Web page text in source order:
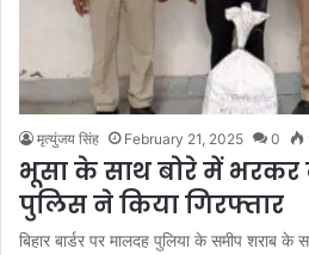
मृत्युंजय सिंह February 21, 2025 0
भूसा के साथ बोरे में भरकर
पुलिस ने किया गिरफ्तार
बिहार बार्डर पर मालदह पुलिया के समीप शराब